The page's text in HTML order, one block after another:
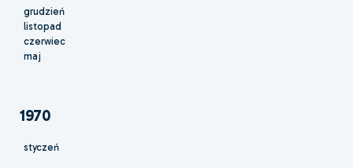
grudzień
listopad
czerwiec
maj
1970
styczeń